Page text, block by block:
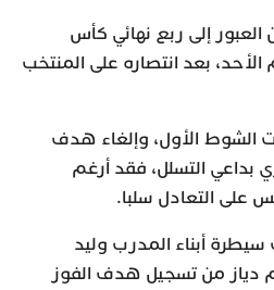
إلى ربع نهائي كأس
الأحد، بعد انتصاره على المنتخب
الشوط الأول، وإلغاء هدف
بداعي التسلل، فقد أرغم
على التعادل سلبا.
أبناء المدرب وليد
دياز من تسجيل هدف الفوز